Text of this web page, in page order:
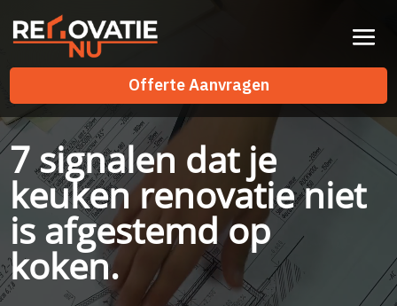
Offerte Aanvragen
Offerte Aanvragen
7 signalen dat je
keuken renovatie niet
is afgestemd op
koken.